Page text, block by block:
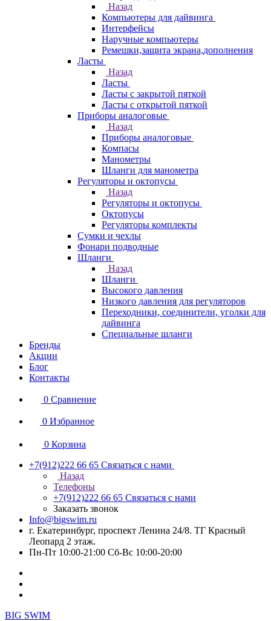
Назад
Компьютеры для дайвинга
Интерфейсы
Наручные компьютеры
Ремешки,защита экрана,дополнения
Ласты
Назад
Ласты
Ласты с закрытой пяткой
Ласты с открытой пяткой
Приборы аналоговые
Назад
Приборы аналоговые
Компасы
Манометры
Шланги для манометра
Регуляторы и октопусы
Назад
Регуляторы и октопусы
Октопусы
Регуляторы комплекты
Сумки и чехлы
Фонари подводные
Шланги
Назад
Шланги
Высокого давления
Низкого давления для регуляторов
Переходники, соединители, уголки для
дайвинга
Специальные шланги
Бренды
Акции
Блог
Контакты
0 Сравнение
0 Избранное
0 Корзина
+7(912)222 66 65 Связаться с нами
Назад
Телефоны
+7(912)222 66 65 Связаться с нами
Заказать звонок
Info@bigswim.ru
г. Екатеринбург, проспект Ленина 24/8. ТГ Красный
Леопард 2 этаж.
Пн-Пт 10:00-21:00 Сб-Вс 10:00-20:00
BIG SWIM